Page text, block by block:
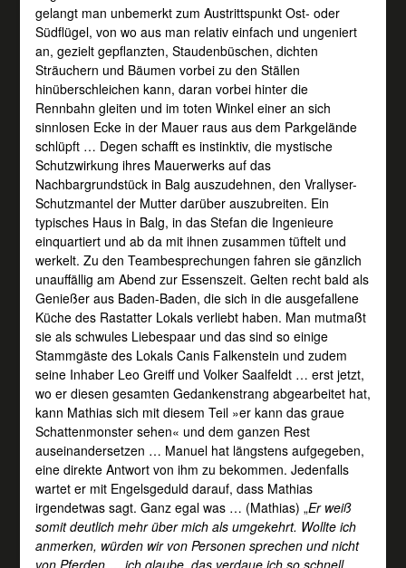
gelangt man unbemerkt zum Austrittspunkt Ost- oder
Südflügel, von wo aus man relativ einfach und ungeniert
an, gezielt gepflanzten, Staudenbüschen, dichten
Sträuchern und Bäumen vorbei zu den Ställen
hinüberschleichen kann, daran vorbei hinter die
Rennbahn gleiten und im toten Winkel einer an sich
sinnlosen Ecke in der Mauer raus aus dem Parkgelände
schlüpft … Degen schafft es instinktiv, die mystische
Schutzwirkung ihres Mauerwerks auf das
Nachbargrundstück in Balg auszudehnen, den Vrallyser-
Schutzmantel der Mutter darüber auszubreiten. Ein
typisches Haus in Balg, in das Stefan die Ingenieure
einquartiert und ab da mit ihnen zusammen tüftelt und
werkelt. Zu den Teambesprechungen fahren sie gänzlich
unauffällig am Abend zur Essenszeit. Gelten recht bald als
Genießer aus Baden-Baden, die sich in die ausgefallene
Küche des Rastatter Lokals verliebt haben. Man mutmaßt
sie als schwules Liebespaar und das sind so einige
Stammgäste des Lokals Canis Falkenstein und zudem
seine Inhaber Leo Greiff und Volker Saalfeldt … erst jetzt,
wo er diesen gesamten Gedankenstrang abgearbeitet hat,
kann Mathias sich mit diesem Teil »er kann das graue
Schattenmonster sehen« und dem ganzen Rest
auseinandersetzen … Manuel hat längstens aufgegeben,
eine direkte Antwort von ihm zu bekommen. Jedenfalls
wartet er mit Engelsgeduld darauf, dass Mathias
irgendetwas sagt. Ganz egal was … (Mathias) „Er weiß
somit deutlich mehr über mich als umgekehrt. Wollte ich
anmerken, würden wir von Personen sprechen und nicht
von Pferden … ich glaube, das verdaue ich so schnell